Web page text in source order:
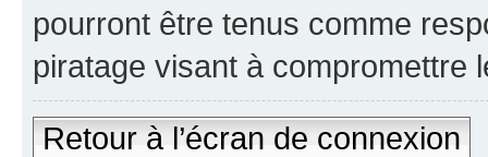
pourront être tenus comme
piratage visant à compromettre
Retour à l’écran de connexion